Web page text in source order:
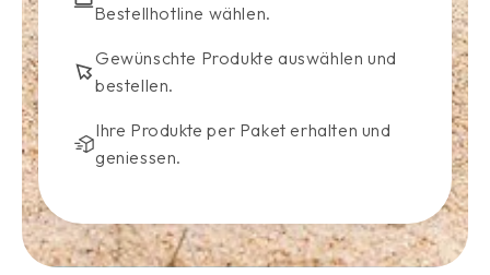
Bestellhotline wählen.
Gewünschte Produkte auswählen und
bestellen.
Ihre Produkte per Paket erhalten und
geniessen.